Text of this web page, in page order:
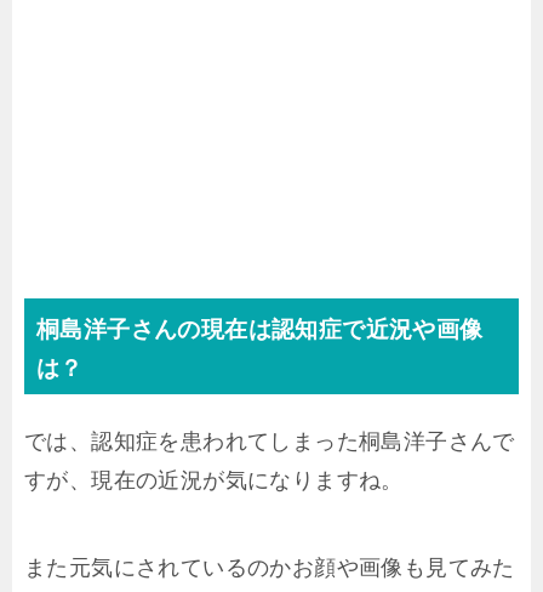
桐島洋子さんの現在は認知症で近況や画像
は？
では、認知症を患われてしまった桐島洋子さんで
すが、現在の近況が気になりますね。
また元気にされているのかお顔や画像も見てみた